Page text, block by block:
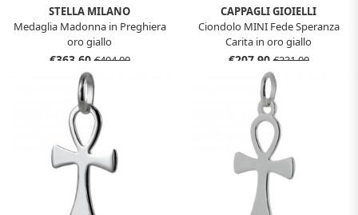
STELLA MILANO
Medaglia Madonna in Preghiera
oro giallo
€363,60€404,00
CAPPAGLI GIOIELLI
Ciondolo MINI Fede Speranza
Carita in oro giallo
€207,90€231,00